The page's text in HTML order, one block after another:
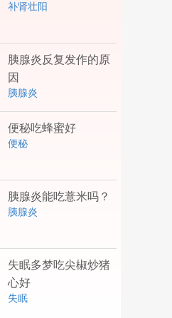
补肾壮阳
胰腺炎反复发作的原
因
胰腺炎
便秘吃蜂蜜好
便秘
胰腺炎能吃薏米吗？
胰腺炎
失眠多梦吃尖椒炒猪
心好
失眠